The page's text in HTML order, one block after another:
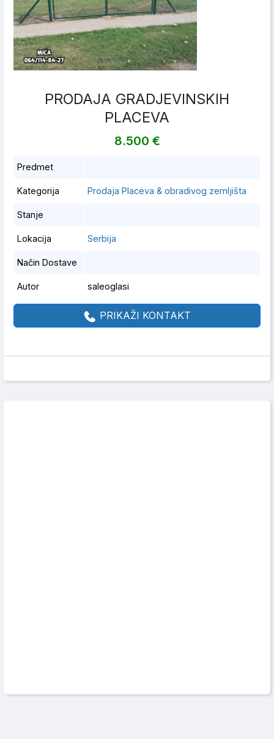
PRODAJA GRADJEVINSKIH
PLACEVA
8.500 €
Predmet
Kategorija Prodaja Placeva & obradivog zemljišta
Stanje
Lokacija Serbija
Način Dostave
Autor saleoglasi
PRIKAŽI KONTAKT